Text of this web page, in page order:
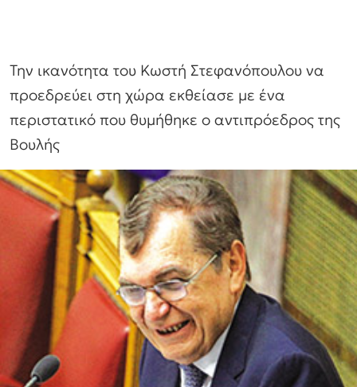
Την ικανότητα του Κωστή Στεφανόπουλου να
προεδρεύει στη χώρα εκθείασε με ένα
περιστατικό που θυμήθηκε ο αντιπρόεδρος της
Βουλής